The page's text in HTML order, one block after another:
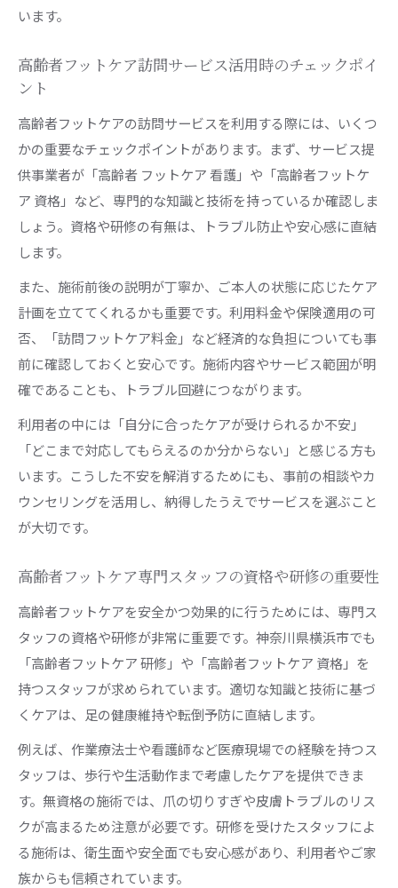
います。
高齢者フットケア訪問サービス活用時のチェックポイ
ント
高齢者フットケアの訪問サービスを利用する際には、いくつ
かの重要なチェックポイントがあります。まず、サービス提
供事業者が「高齢者 フットケア 看護」や「高齢者フットケ
ア 資格」など、専門的な知識と技術を持っているか確認しま
しょう。資格や研修の有無は、トラブル防止や安心感に直結
します。
また、施術前後の説明が丁寧か、ご本人の状態に応じたケア
計画を立ててくれるかも重要です。利用料金や保険適用の可
否、「訪問フットケア料金」など経済的な負担についても事
前に確認しておくと安心です。施術内容やサービス範囲が明
確であることも、トラブル回避につながります。
利用者の中には「自分に合ったケアが受けられるか不安」
「どこまで対応してもらえるのか分からない」と感じる方も
います。こうした不安を解消するためにも、事前の相談やカ
ウンセリングを活用し、納得したうえでサービスを選ぶこと
が大切です。
高齢者フットケア専門スタッフの資格や研修の重要性
高齢者フットケアを安全かつ効果的に行うためには、専門ス
タッフの資格や研修が非常に重要です。神奈川県横浜市でも
「高齢者フットケア 研修」や「高齢者フットケア 資格」を
持つスタッフが求められています。適切な知識と技術に基づ
くケアは、足の健康維持や転倒予防に直結します。
例えば、作業療法士や看護師など医療現場での経験を持つス
タッフは、歩行や生活動作まで考慮したケアを提供できま
す。無資格の施術では、爪の切りすぎや皮膚トラブルのリス
クが高まるため注意が必要です。研修を受けたスタッフによ
る施術は、衛生面や安全面でも安心感があり、利用者やご家
族からも信頼されています。